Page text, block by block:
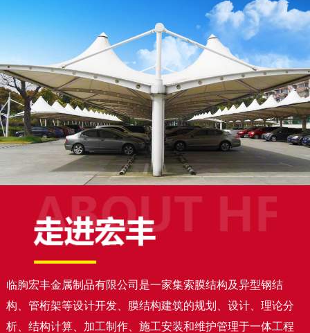
临朐宏丰金属制品有限公司是一家集索膜结构及异型钢结
构、管桁架等设计开发、膜结构建筑的规划、设计、理论分
析、结构计算、加工制作、施工安装和维护管理于一体工程